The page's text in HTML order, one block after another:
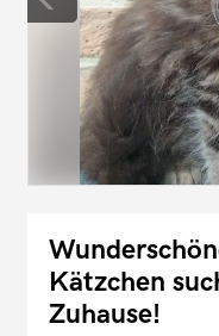
Kätzchen
Zuhause!